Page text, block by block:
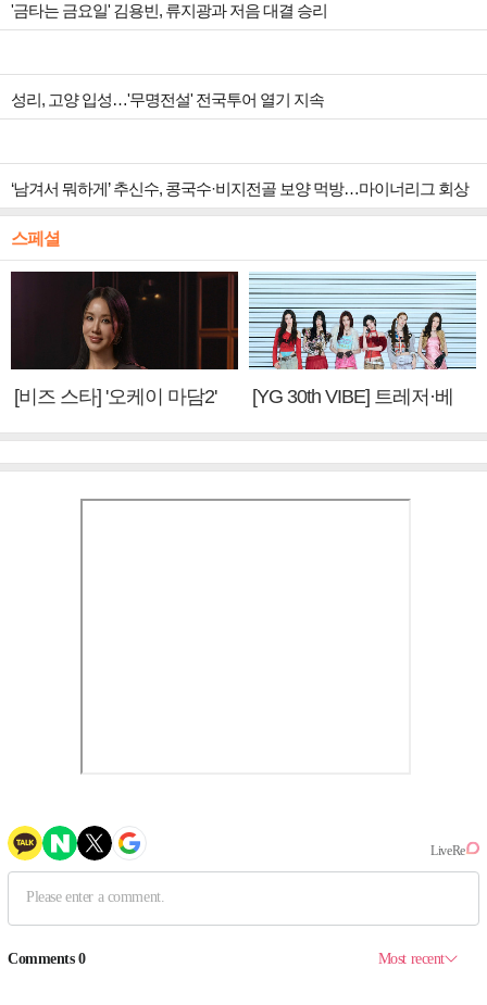
'금타는 금요일' 김용빈, 류지광과 저음 대결 승리
성리, 고양 입성…'무명전설' 전국투어 열기 지속
‘남겨서 뭐하게’ 추신수, 콩국수·비지전골 보양 먹방…마이너리그 회상
스페셜
[비즈 스타] '오케이 마담2'
[YG 30th VIBE] 트레저·베